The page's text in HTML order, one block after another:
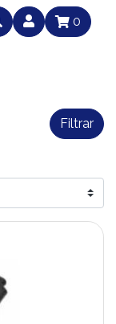
0
Filtrar